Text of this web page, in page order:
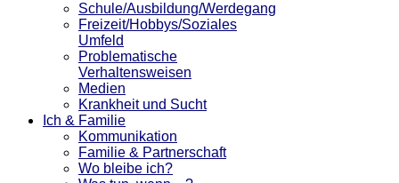
Schule/Ausbildung/Werdegang
Freizeit/Hobbys/Soziales
Umfeld
Problematische
Verhaltensweisen
Medien
Krankheit und Sucht
Ich & Familie
Kommunikation
Familie & Partnerschaft
Wo bleibe ich?